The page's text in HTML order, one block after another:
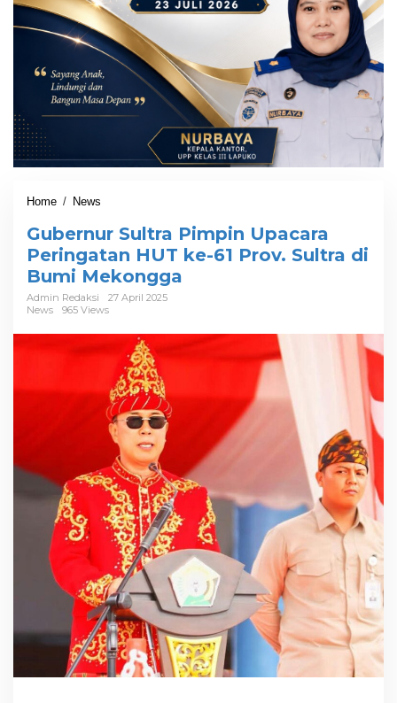
Home / News
b
e
r
n
r
a
P
p
i
n
U
a
r
a
P
e
r
i
Gubernur Sultra Pimpin Upacara
Peringatan HUT ke-61 Prov. Sultra di
Bumi Mekongga
Admin Redaksi
27 April 2025
News
965 Views